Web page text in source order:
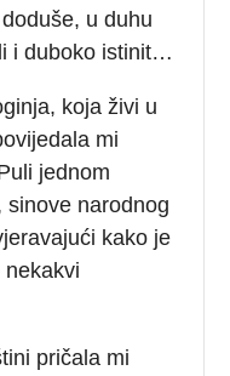
u duhu
i duboko istinit…
koja živi u
mi
jednom
sinove narodnog
kako je
pričala mi